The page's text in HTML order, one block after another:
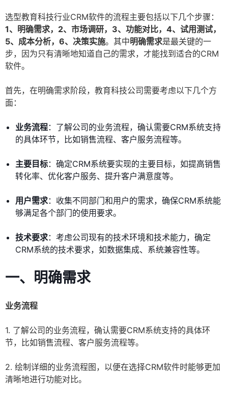
选型教育科技行业CRM软件的流程主要包括以下几个步骤：
1、明确需求，2、市场调研，3、功能对比，4、试用测试，
5、成本分析，6、决策实施。其中明确需求是最关键的一
步，因为只有清晰地知道自己的需求，才能找到适合的CRM
软件。
首先，在明确需求阶段，教育科技公司需要考虑以下几个方
面：
业务流程：了解公司的业务流程，确认需要CRM系统支持
的具体环节，比如销售流程、客户服务流程等。
主要目标：确定CRM系统要实现的主要目标，如提高销售
转化率、优化客户服务、提升客户满意度等。
用户需求：收集不同部门和用户的需求，确保CRM系统能
够满足各个部门的使用要求。
技术要求：考虑公司现有的技术环境和技术能力，确定
CRM系统的技术要求，如数据集成、系统兼容性等。
一、明确需求
业务流程
1. 了解公司的业务流程，确认需要CRM系统支持的具体环
节，比如销售流程、客户服务流程等。
2. 绘制详细的业务流程图，以便在选择CRM软件时能够更加
清晰地进行功能对比。